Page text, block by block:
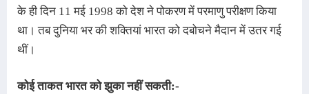
के ही दिन 11 मई 1998 को देश ने पोकरण में परमाणु परीक्षण किया
था। तब दुनिया भर की शक्तियां भारत को दबोचने मैदान में उतर गई
थीं।
कोई ताकत भारत को झुका नहीं सकती:-